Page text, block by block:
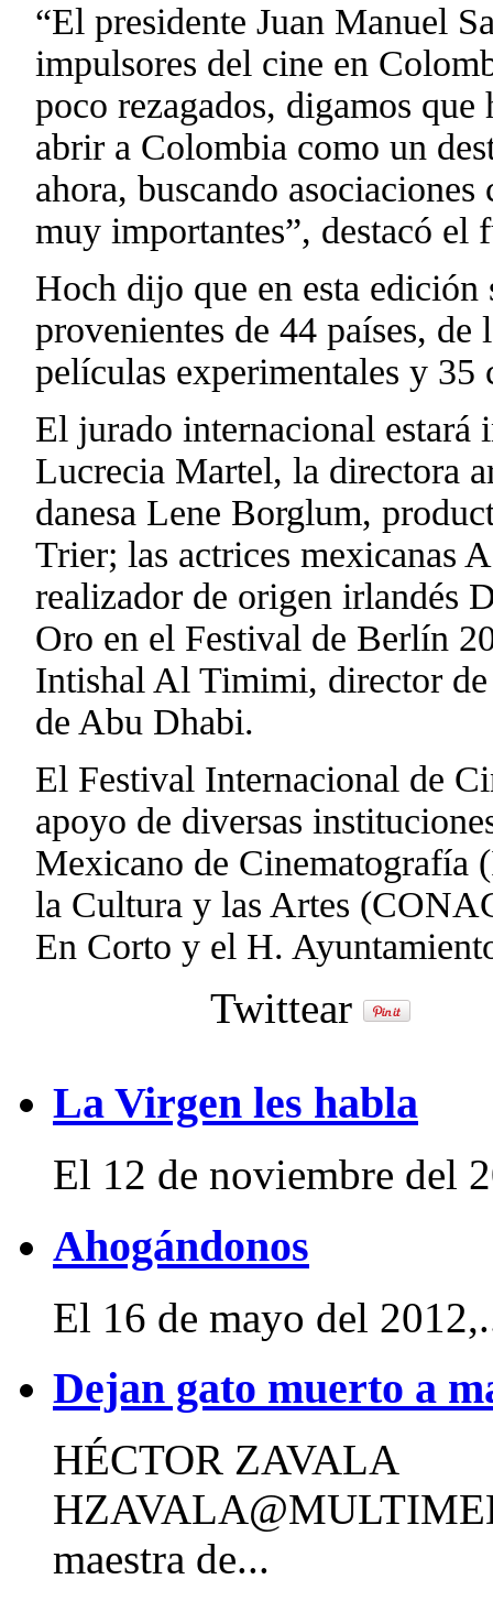
“El presidente Juan Manuel
impulsores del cine en
poco rezagados, digamos
abrir a Colombia como un
ahora, buscando
muy importantes”, destacó el
Hoch dijo que en esta
provenientes de 44 países, de
películas experimentales y 35
El jurado internacional estará
Lucrecia Martel, la directora
danesa Lene Borglum,
Trier; las actrices mexicanas
realizador de origen irlandés
Oro en el Festival de Berlín
Intishal Al Timimi, director
de Abu Dhabi.
El Festival Internacional de
apoyo de diversas
Mexicano de Cinematografía
la Cultura y las Artes
En Corto y el H.
Twittear
La Virgen les habla
El 12 de noviembre del
Ahogándonos
El 16 de mayo del
Dejan gato muerto a
HÉCTOR ZAVALA
maestra de...